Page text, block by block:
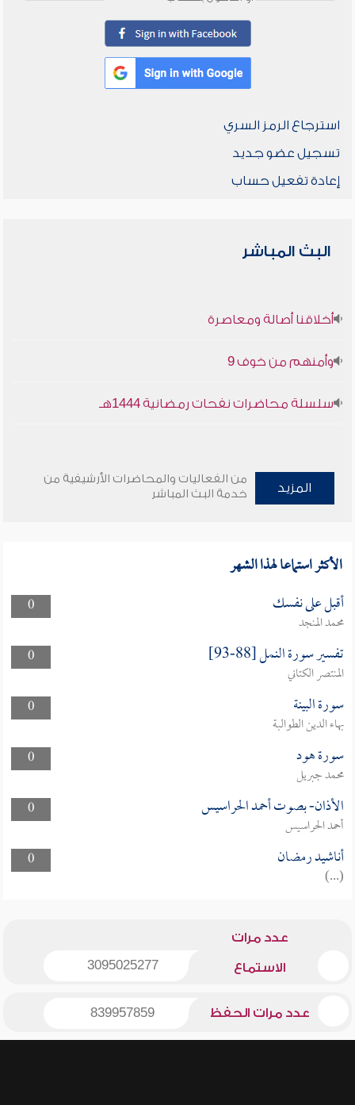
استرجاع الرمز السري
تسجيل عضو جديد
إعادة تفعيل حساب
البث المباشر
أخلاقنا أصالة ومعاصرة
وأمنهم من خوف 9
سلسلة محاضرات نفحات رمضانية 1444هـ
المزيد
من الفعاليات والمحاضرات الأرشيفية من
خدمة البث المباشر
الأكثر استماعا لهذا الشهر
0 أقبل على نفسك
محمد المنجد
0
تفسير سورة النمل [88-93]
المنتصر الكتاني
0
سورة البينة
بهاء الدين الطوالبة
0
سورة هود
محمد جبريل
0
الأذان- بصوت أحمد الحراسيس
أحمد الحراسيس
0
أناشيد رمضان
(...)
عدد مرات
الاستماع 3095025277
عدد مرات الحفظ 839957859